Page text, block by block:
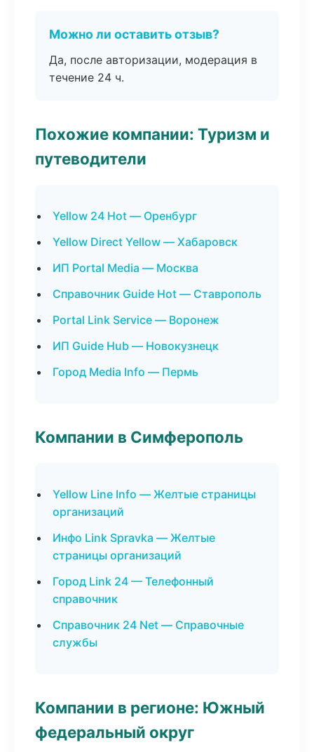
Можно ли оставить отзыв?
Да, после авторизации, модерация в
течение 24 ч.
Похожие компании: Туризм и
путеводители
Yellow 24 Hot — Оренбург
Yellow Direct Yellow — Хабаровск
ИП Portal Media — Москва
Справочник Guide Hot — Ставрополь
Portal Link Service — Воронеж
ИП Guide Hub — Новокузнецк
Город Media Info — Пермь
Компании в Симферополь
Yellow Line Info — Желтые страницы
организаций
Инфо Link Spravka — Желтые
страницы организаций
Город Link 24 — Телефонный
справочник
Справочник 24 Net — Справочные
службы
Компании в регионе: Южный
федеральный округ